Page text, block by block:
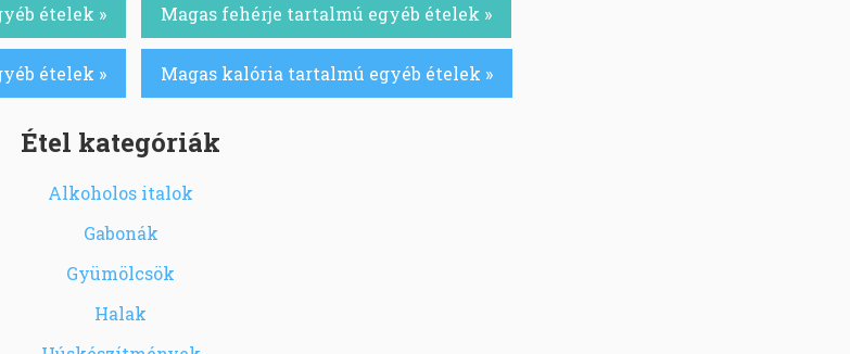
ételek » Magas fehérje tartalmú egyéb ételek »
ételek » Magas kalória tartalmú egyéb ételek »
Étel kategóriák
Alkoholos italok
Gabonák
Gyümölcsök
Halak